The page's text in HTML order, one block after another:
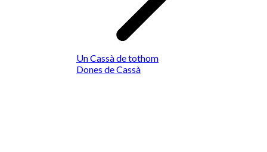
Un Cassà de tothom
Dones de Cassà